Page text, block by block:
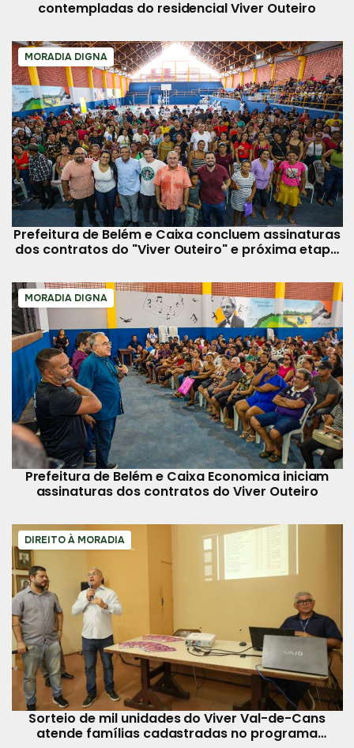
contempladas do residencial Viver Outeiro
MORADIA DIGNA
Prefeitura de Belém e Caixa concluem assinaturas
dos contratos do "Viver Outeiro" e próxima etapa
MORADIA DIGNA
Prefeitura de Belém e Caixa Economica iniciam
assinaturas dos contratos do Viver Outeiro
DIREITO À MORADIA
Sorteio de mil unidades do Viver Val-de-Cans
atende famílias cadastradas no programa